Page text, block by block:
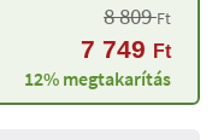
8 809Ft
7 749 Ft
12% megtakarítás